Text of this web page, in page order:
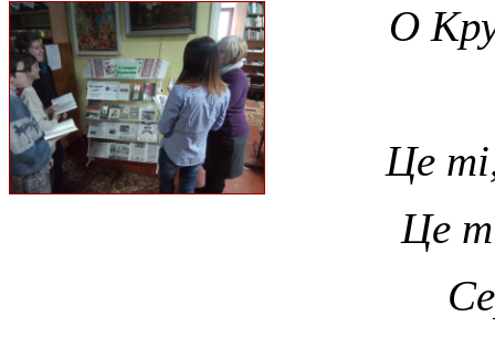
О
Це
Це